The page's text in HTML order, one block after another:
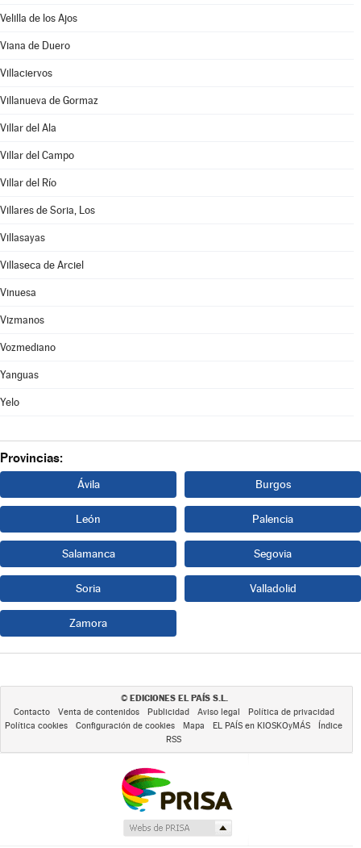
Velilla de los Ajos
Viana de Duero
Villaciervos
Villanueva de Gormaz
Villar del Ala
Villar del Campo
Villar del Río
Villares de Soria, Los
Villasayas
Villaseca de Arciel
Vinuesa
Vizmanos
Vozmediano
Yanguas
Yelo
Provincias:
Ávila Burgos
León Palencia
Salamanca Segovia
Soria Valladolid
Zamora
© EDICIONES EL PAÍS S.L.
Contacto Venta de contenidos Publicidad Aviso legal
Política de privacidad
Política cookies
Configuración de cookies Mapa EL PAÍS en KIOSKOyMÁS
Índice
RSS